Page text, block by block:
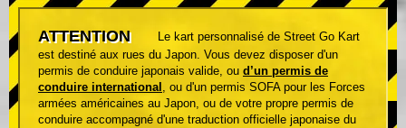
ATTENTION
Le kart personnalisé de Street Go Kart
est destiné aux rues du Japon. Vous devez disposer d'un
permis de conduire japonais valide, ou d’un permis de
conduire international , ou d'un permis SOFA pour les Forces
armées américaines au Japon, ou de votre propre permis de
conduire accompagné d'une traduction officielle japonaise du